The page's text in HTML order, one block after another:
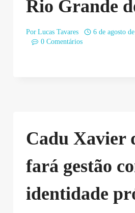
Rio Grande
Por Lucas Tavares
6 de agosto
0 Comentários
Cadu Xavier
fará gestão
identidade